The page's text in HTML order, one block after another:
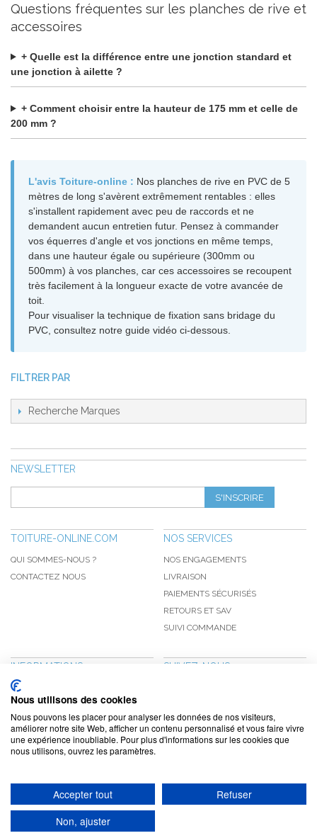
Questions fréquentes sur les planches de rive et
accessoires
+ Quelle est la différence entre une jonction standard et
une jonction à ailette ?
+ Comment choisir entre la hauteur de 175 mm et celle de
200 mm ?
L'avis Toiture-online : Nos planches de rive en PVC de 5
mètres de long s'avèrent extrêmement rentables : elles
s'installent rapidement avec peu de raccords et ne
demandent aucun entretien futur. Pensez à commander
vos équerres d'angle et vos jonctions en même temps,
dans une hauteur égale ou supérieure (300mm ou
500mm) à vos planches, car ces accessoires se recoupent
très facilement à la longueur exacte de votre avancée de
toit.
Pour visualiser la technique de fixation sans bridage du
PVC, consultez notre guide vidéo ci-dessous.
FILTRER PAR
Recherche Marques
NEWSLETTER
S'INSCRIRE
TOITURE-ONLINE.COM
QUI SOMMES-NOUS ?
CONTACTEZ NOUS
NOS SERVICES
NOS ENGAGEMENTS
LIVRAISON
PAIEMENTS SÉCURISÉS
RETOURS ET SAV
SUIVI COMMANDE
INFORMATIONS
NOUVEAUTÉS
PROMOTIONS
CGV
CONFIDENTIALITÉ
MENTIONS LÉGALES
SUIVEZ-NOUS
NOTRE BLOG
www.toiture-online.com © 2010-2026 / Agymat SARL
Nous utilisons des cookies
Nous pouvons les placer pour analyser les données de nos visiteurs,
améliorer notre site Web, afficher un contenu personnalisé et vous faire vivre
une expérience inoubliable. Pour plus d'informations sur les cookies que
nous utilisons, ouvrez les paramètres.
Accepter tout
Refuser
Non, ajuster